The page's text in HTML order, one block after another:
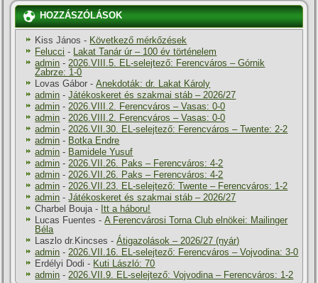
HOZZÁSZÓLÁSOK
Kiss János - Következő mérkőzések
Felucci - Lakat Tanár úr – 100 év történelem
admin - 2026.VIII.5. EL-selejtező: Ferencváros – Górnik
Zabrze: 1-0
Lovas Gábor -Anekdoták: dr. Lakat Károly
admin -Játékoskeret és szakmai stáb – 2026/27
admin - 2026.VIII.2. Ferencváros – Vasas: 0-0
admin - 2026.VIII.2. Ferencváros – Vasas: 0-0
admin - 2026.VII.30. EL-selejtező: Ferencváros – Twente: 2-2
admin - Botka Endre
admin - Bamidele Yusuf
admin - 2026.VII.26. Paks – Ferencváros: 4-2
admin - 2026.VII.26. Paks – Ferencváros: 4-2
admin - 2026.VII.23. EL-selejtező: Twente – Ferencváros: 1-2
admin -Játékoskeret és szakmai stáb – 2026/27
Charbel Bouja - Itt a háboru!
Lucas Fuentes -A Ferencvárosi Torna Club elnökei: Mailinger
Béla
Laszlo dr.Kincses -Átigazolások – 2026/27 (nyár)
admin - 2026.VII.16. EL-selejtező: Ferencváros – Vojvodina: 3-0
Erdélyi Dodi - Kuti László: 70
admin - 2026.VII.9. EL-selejtező: Vojvodina – Ferencváros: 1-2